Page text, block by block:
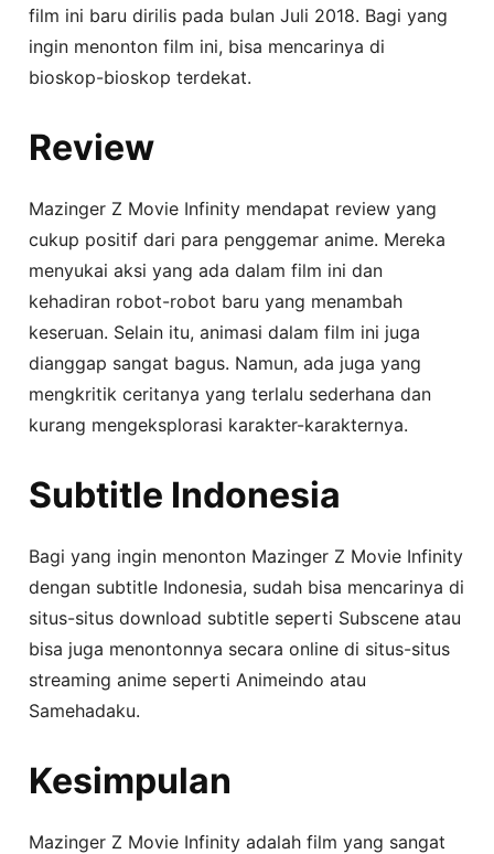
film ini baru dirilis pada bulan Juli 2018. Bagi yang
ingin menonton film ini, bisa mencarinya di
bioskop-bioskop terdekat.
Review
Mazinger Z Movie Infinity mendapat review yang
cukup positif dari para penggemar anime. Mereka
menyukai aksi yang ada dalam film ini dan
kehadiran robot-robot baru yang menambah
keseruan. Selain itu, animasi dalam film ini juga
dianggap sangat bagus. Namun, ada juga yang
mengkritik ceritanya yang terlalu sederhana dan
kurang mengeksplorasi karakter-karakternya.
Subtitle Indonesia
Bagi yang ingin menonton Mazinger Z Movie Infinity
dengan subtitle Indonesia, sudah bisa mencarinya di
situs-situs download subtitle seperti Subscene atau
bisa juga menontonnya secara online di situs-situs
streaming anime seperti Animeindo atau
Samehadaku.
Kesimpulan
Mazinger Z Movie Infinity adalah film yang sangat